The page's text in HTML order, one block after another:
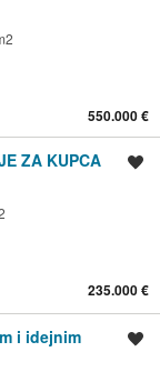
550.000 €
ZA KUPCA
235.000 €
i idejnim